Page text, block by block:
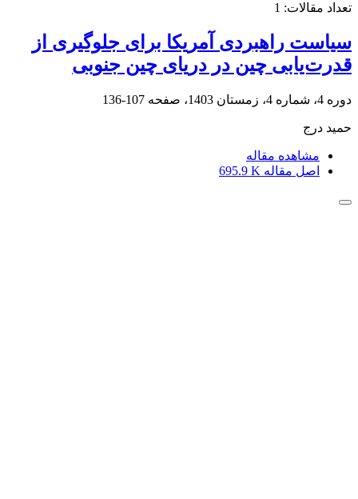
تعداد مقالات: 1
سیاست راهبردی آمریکا برای جلوگیری از
قدرت‌یابی چین در دریای چین جنوبی
دوره 4، شماره 4، زمستان 1403، صفحه 107-136
حمید درج
مشاهده مقاله
اصل مقاله 695.9 K